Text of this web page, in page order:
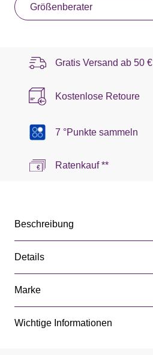
Größenberater
Gratis Versand ab 50 €
Kostenlose Retoure
7 °Punkte sammeln
Ratenkauf **
Beschreibung
Details
Marke
Wichtige Informationen